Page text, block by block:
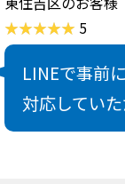
5
LINEで事前
対応してい